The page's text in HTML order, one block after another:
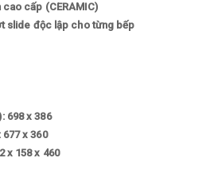
cấp (CERAMIC)
slide độc lập cho từng bếp
698 x 386
x 360
x 158 x 460